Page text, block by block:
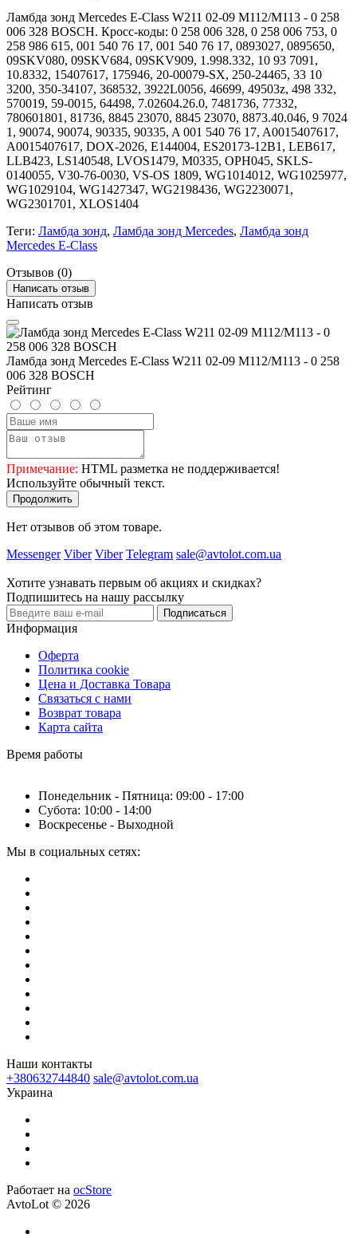
Ламбда зонд Mercedes E-Class W211 02-09 M112/M113 - 0 258
006 328 BOSCH. Кросс-коды: 0 258 006 328, 0 258 006 753, 0
258 986 615, 001 540 76 17, 001 540 76 17, 0893027, 0895650,
09SKV080, 09SKV684, 09SKV909, 1.998.332, 10 93 7091,
10.8332, 15407617, 175946, 20-00079-SX, 250-24465, 33 10
3200, 350-34107, 368532, 3922L0056, 46699, 49503z, 498 332,
570019, 59-0015, 64498, 7.02604.26.0, 7481736, 77332,
780601801, 81736, 8845 23070, 8845 23070, 8873.40.046, 9 7024
1, 90074, 90074, 90335, 90335, A 001 540 76 17, A0015407617,
A0015407617, DOX-2026, E144004, ES20173-12B1, LEB617,
LLB423, LS140548, LVOS1479, M0335, OPH045, SKLS-
0140055, V30-76-0030, VS-OS 1809, WG1014012, WG1025977,
WG1029104, WG1427347, WG2198436, WG2230071,
WG2301701, XLOS1404
Теги: Ламбда зонд, Ламбда зонд Mercedes, Ламбда зонд
Mercedes E-Class
Отзывов (0)
Написать отзыв
Написать отзыв
Ламбда зонд Mercedes E-Class W211 02-09 M112/M113 - 0 258
006 328 BOSCH
Рейтинг
Примечание: HTML разметка не поддерживается!
Используйте обычный текст.
Продолжить
Нет отзывов об этом товаре.
Messenger Viber Viber Telegram sale@avtolot.com.ua
Хотите узнавать первым об акциях и скидках?
Подпишитесь на нашу рассылку
Подписаться
Информация
Оферта
Политика cookie
Цена и Доставка Товара
Связаться с нами
Возврат товара
Карта сайта
Время работы
Понедельник - Пятница: 09:00 - 17:00
Субота: 10:00 - 14:00
Воскресенье - Выходной
Мы в социальных сетях:
Наши контакты
+380632744840 sale@avtolot.com.ua
Украина
Работает на ocStore
AvtoLot © 2026